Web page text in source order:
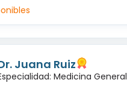
Juana Ruiz
Medicina General